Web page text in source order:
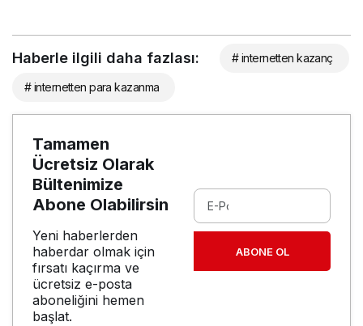
Haberle ilgili daha fazlası: # internetten kazanç
# internetten para kazanma
Tamamen
Ücretsiz Olarak
Bültenimize
Abone Olabilirsin
Yeni haberlerden
haberdar olmak için
fırsatı kaçırma ve
ücretsiz e-posta
aboneliğini hemen
başlat.
ABONE OL